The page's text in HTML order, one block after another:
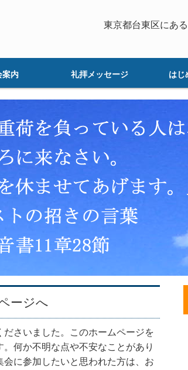
東京都台東区にあ
案内 礼拝メッセージ はじ
ージへ
さいました。このホームページを
何か不明な点や不安なことがあり
に参加したいと思われた方は、お